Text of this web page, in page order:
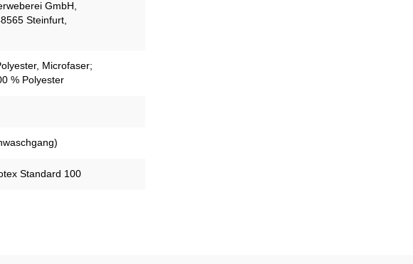
GmbH,
Steinfurt,
Microfaser;
% Polyester
Standard 100